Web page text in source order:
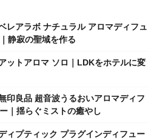
レアラボ ナチュラル アロマディフュ
静寂の聖域を作る
ットアロマ ソロ｜LDKをホテルに変
印良品 超音波うるおいアロマディフ
｜揺らぐミストの癒やし
ィプティック プラグインディフュー